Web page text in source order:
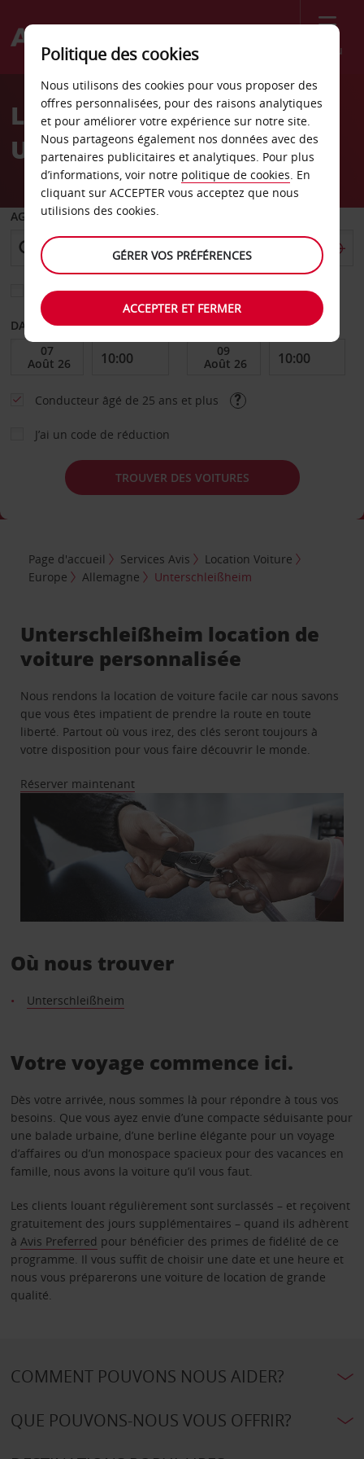
Menu
Welcome
AvisLocation de voiture
Unterschleißheim
AGENCE DE DÉPART
Sélectionnez une autre agence de retour
DATE DE DÉBUT DATE DE FIN
Conducteur âgé de 25 ans et plus
J’ai un code de réduction
TROUVER DES VOITURES
Page d'accueil Services Avis
Location Voiture
Europe
Allemagne Unterschleißheim
Unterschleißheim location de
voiture personnalisée
Nous rendons la location de voiture facile car nous savons
que vous êtes impatient de prendre la route en toute
liberté. Partout où vous irez, des clés seront toujours à
votre disposition pour vous faire découvrir le monde.
Réserver maintenant
Où nous trouver
Unterschleißheim
Votre voyage commence ici.
Dès votre arrivée, nous sommes là pour répondre à tous vos
besoins. Que vous ayez envie d’une compacte séduisante pour
une balade urbaine, d’une berline élégante pour un voyage
d’affaires ou d’un monospace spacieux pour des vacances en
famille, nous avons la voiture qu’il vous faut.
Les clients louant régulièrement sont surclassés – et reçoivent
gratuitement des jours supplémentaires – quand ils adhèrent
à Avis Preferred pour bénéficier des primes de fidélité de ce
programme. Il vous suffit de choisir une date et une heure et
nous vous préparerons une voiture de location de grande
qualité.
COMMENT POUVONS NOUS AIDER?
QUE POUVONS-NOUS VOUS OFFRIR?
Politique des cookies
Nous utilisons des cookies pour vous proposer des
offres personnalisées, pour des raisons analytiques
et pour améliorer votre expérience sur notre site.
Nous partageons également nos données avec des
partenaires publicitaires et analytiques. Pour plus
d’informations, voir notre politique de cookies. En
cliquant sur ACCEPTER vous acceptez que nous
utilisions des cookies.
GÉRER VOS PRÉFÉRENCES
ACCEPTER ET FERMER